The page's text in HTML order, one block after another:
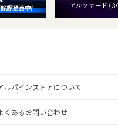
ルパインストアについて
くあるお問い合わせ